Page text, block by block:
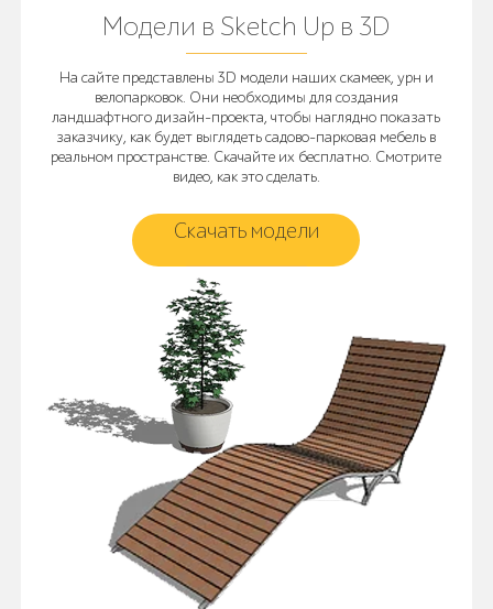
Модели в Sketch Up в 3D
На сайте представлены 3D модели наших скамеек, урн и
велопарковок. Они необходимы для создания
ландшафтного дизайн-проекта, чтобы наглядно показать
заказчику, как будет выглядеть садово-парковая мебель в
реальном пространстве. Скачайте их бесплатно. Смотрите
видео, как это сделать.
Скачать модели